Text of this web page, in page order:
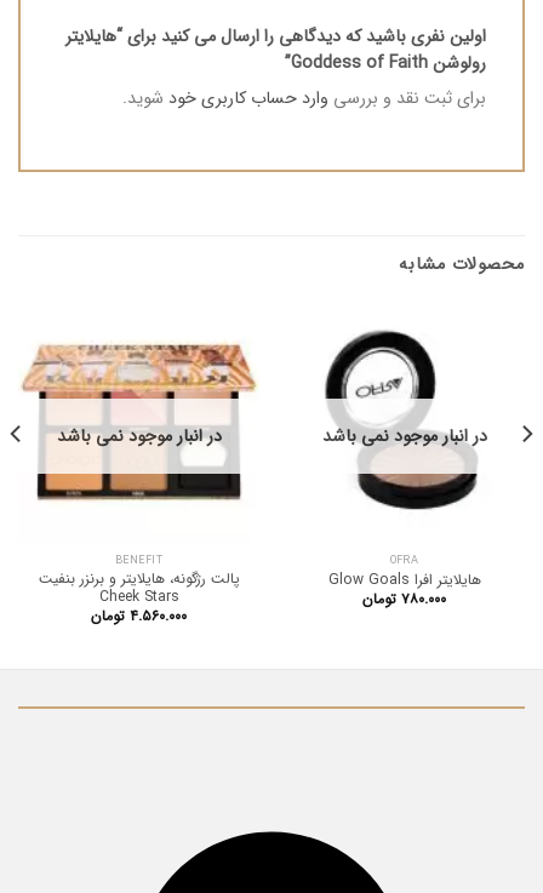
اولین نفری باشید که دیدگاهی را ارسال می کنید برای “هایلایتر
رولوشن Goddess of Faith”
برای ثبت نقد و بررسی وارد حساب کاربری خود شوید.
محصولات مشابه
در انبار موجود نمی باشد
OFRA
هایلایتر افرا Glow Goals
۷۸۰.۰۰۰ تومان
در انبار موجود نمی باشد
BENEFIT
پالت رژگونه، هایلایتر و برنزر بنفیت
Cheek Stars
۴.۵۶۰.۰۰۰ تومان